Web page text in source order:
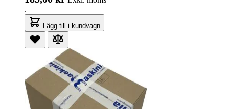
.
Lägg till i kundvagn